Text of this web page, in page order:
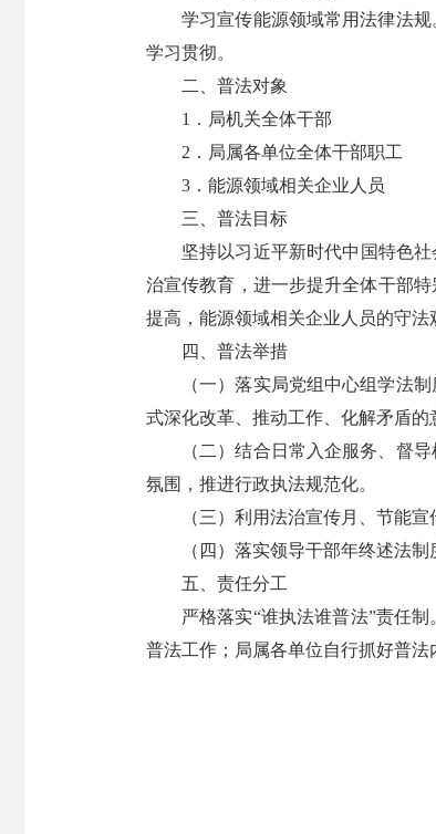
学习宣传能源领域常用法律法
学习贯彻。
二、普法对象
1．局机关全体干部
2．局属各单位全体干部职工
3．能源领域相关企业人员
三、普法目标
坚持以习近平新时代中国特色
治宣传教育，进一步提升全体干部
提高，能源领域相关企业人员的守
四、普法举措
（一）落实局党组中心组学法
式深化改革、推动工作、化解矛盾的
（二）结合日常入企服务、督
氛围，推进行政执法规范化。
（三）利用法治宣传月、节能
（四）落实领导干部年终述法
五、责任分工
严格落实“谁执法谁普法”责任
普法工作；局属各单位自行抓好普法